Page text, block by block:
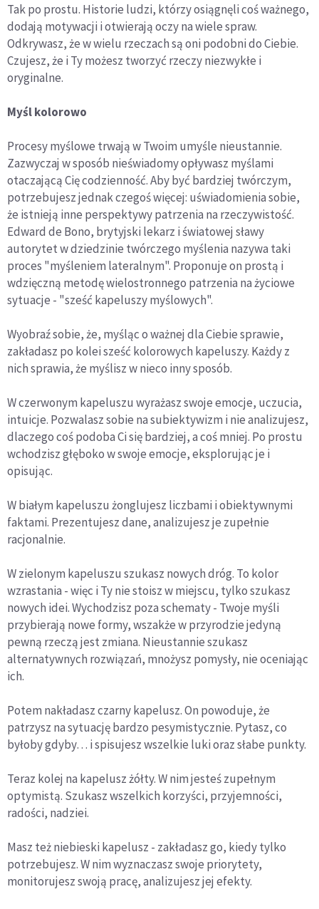
Tak po prostu. Historie ludzi, którzy osiągnęli coś ważnego,
dodają motywacji i otwierają oczy na wiele spraw.
Odkrywasz, że w wielu rzeczach są oni podobni do Ciebie.
Czujesz, że i Ty możesz tworzyć rzeczy niezwykłe i
oryginalne.
Myśl kolorowo
Procesy myślowe trwają w Twoim umyśle nieustannie.
Zazwyczaj w sposób nieświadomy opływasz myślami
otaczającą Cię codzienność. Aby być bardziej twórczym,
potrzebujesz jednak czegoś więcej: uświadomienia sobie,
że istnieją inne perspektywy patrzenia na rzeczywistość.
Edward de Bono, brytyjski lekarz i światowej sławy
autorytet w dziedzinie twórczego myślenia nazywa taki
proces "myśleniem lateralnym". Proponuje on prostą i
wdzięczną metodę wielostronnego patrzenia na życiowe
sytuacje - "sześć kapeluszy myślowych".
Wyobraź sobie, że, myśląc o ważnej dla Ciebie sprawie,
zakładasz po kolei sześć kolorowych kapeluszy. Każdy z
nich sprawia, że myślisz w nieco inny sposób.
W czerwonym kapeluszu wyrażasz swoje emocje, uczucia,
intuicje. Pozwalasz sobie na subiektywizm i nie analizujesz,
dlaczego coś podoba Ci się bardziej, a coś mniej. Po prostu
wchodzisz głęboko w swoje emocje, eksplorując je i
opisując.
W białym kapeluszu żonglujesz liczbami i obiektywnymi
faktami. Prezentujesz dane, analizujesz je zupełnie
racjonalnie.
W zielonym kapeluszu szukasz nowych dróg. To kolor
wzrastania - więc i Ty nie stoisz w miejscu, tylko szukasz
nowych idei. Wychodzisz poza schematy - Twoje myśli
przybierają nowe formy, wszakże w przyrodzie jedyną
pewną rzeczą jest zmiana. Nieustannie szukasz
alternatywnych rozwiązań, mnożysz pomysły, nie oceniając
ich.
Potem nakładasz czarny kapelusz. On powoduje, że
patrzysz na sytuację bardzo pesymistycznie. Pytasz, co
byłoby gdyby… i spisujesz wszelkie luki oraz słabe punkty.
Teraz kolej na kapelusz żółty. W nim jesteś zupełnym
optymistą. Szukasz wszelkich korzyści, przyjemności,
radości, nadziei.
Masz też niebieski kapelusz - zakładasz go, kiedy tylko
potrzebujesz. W nim wyznaczasz swoje priorytety,
monitorujesz swoją pracę, analizujesz jej efekty.